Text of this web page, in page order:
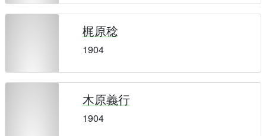
梶原稔
1904
木原義行
1904